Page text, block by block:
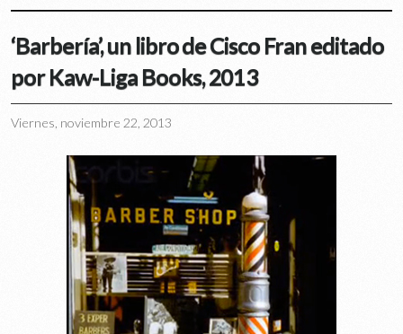
‘Barbería’, un libro de Cisco Fran editado
por Kaw-Liga Books, 2013
Viernes, noviembre 22, 2013